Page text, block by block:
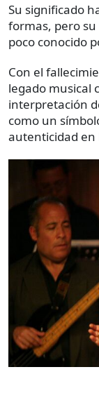
Su significado
formas, pero
poco conocido
Con el
legado musical
interpretación
como un
autenticidad en